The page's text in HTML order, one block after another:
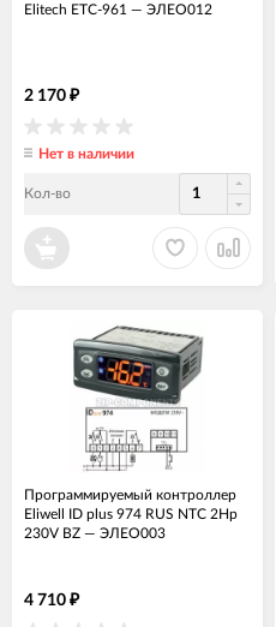
Elitech ETC-961 — ЭЛЕО012
2 170 ₽
Нет в наличии
Кол-во
Программируемый контроллер
Eliwell ID plus 974 RUS NTC 2Hp
230V BZ — ЭЛЕО003
4 710 ₽